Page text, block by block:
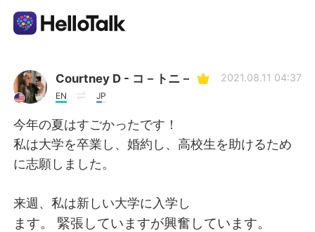
Language Exchange App
AI Grammar Checker
English
简体中文 繁體中文
Courtney D - コ－トニ－
EN JP
2021.08.11 04:37
今年の夏はすごかったです！
私は大学を卒業し、婚約し、高校生を助けるため
に志願しました。
来週、私は新しい大学に入学し
ます。 緊張していますが興奮しています。